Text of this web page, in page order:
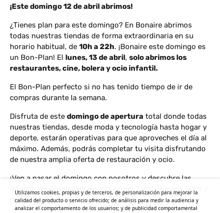
¡Este domingo 12 de abril abrimos!
¿Tienes plan para este domingo? En Bonaire abrimos
todas nuestras tiendas de forma extraordinaria en su
horario habitual, de 10h a 22h. ¡Bonaire este domingo es
un Bon-Plan! El lunes, 13 de abril, solo abrimos los
restaurantes, cine, bolera y ocio infantil.
El Bon-Plan perfecto si no has tenido tiempo de ir de
compras durante la semana.
Disfruta de este domingo de apertura total donde todas
nuestras tiendas, desde moda y tecnología hasta hogar y
deporte, estarán operativas para que aproveches el día al
máximo. Además, podrás completar tu visita disfrutando
de nuestra amplia oferta de restauración y ocio.
¡Ven a pasar el domingo con nosotros y descubre las
últimas tendencias en marcas como Zara, Primark, H&M y
muchas más!
Utilizamos cookies, propias y de terceros, de personalización para mejorar la
calidad del producto o servicio ofrecido; de análisis para medir la audiencia y
analizar el comportamiento de los usuarios; y de publicidad comportamental